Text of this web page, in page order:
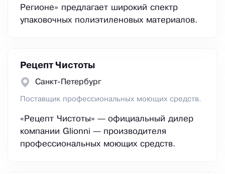
Регионе» предлагает широкий спектр
упаковочных полиэтиленовых материалов.
Рецепт Чистоты
Санкт-Петербург
Поставщик профессиональных моющих средств.
«Рецепт Чистоты» — официальный дилер
компании Glionni — производителя
профессиональных моющих средств.